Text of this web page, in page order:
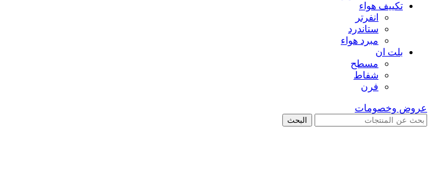
تكييف هواء
انفرتر
ستاندرد
مبرد هواء
بلت ان
مسطح
شفاط
فرن
عروض وخصومات
البحث